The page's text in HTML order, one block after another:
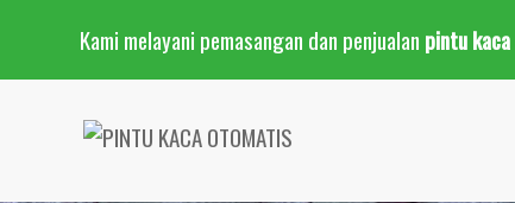
Kami melayani pemasangan dan penjualan pintu